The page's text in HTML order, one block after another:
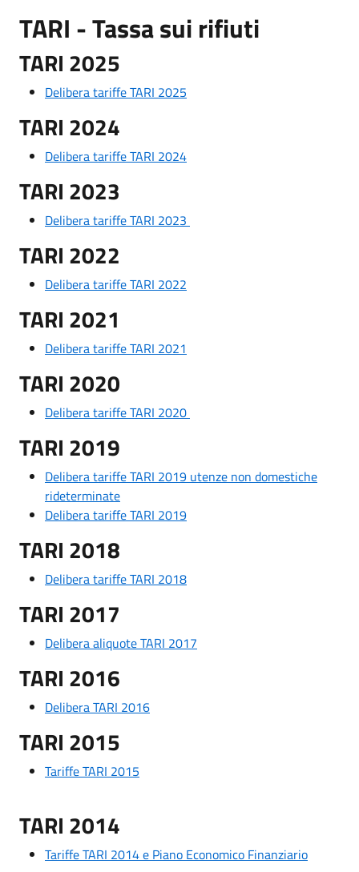
TARI - Tassa sui rifiuti
TARI 2025
Delibera tariffe TARI 2025
TARI 2024
Delibera tariffe TARI 2024
TARI 2023
Delibera tariffe TARI 2023
TARI 2022
Delibera tariffe TARI 2022
TARI 2021
Delibera tariffe TARI 2021
TARI 2020
Delibera tariffe TARI 2020
TARI 2019
Delibera tariffe TARI 2019 utenze non domestiche
rideterminate
Delibera tariffe TARI 2019
TARI 2018
Delibera tariffe TARI 2018
TARI 2017
Delibera aliquote TARI 2017
TARI 2016
Delibera TARI 2016
TARI 2015
Tariffe TARI 2015
TARI 2014
Tariffe TARI 2014 e Piano Economico Finanziario